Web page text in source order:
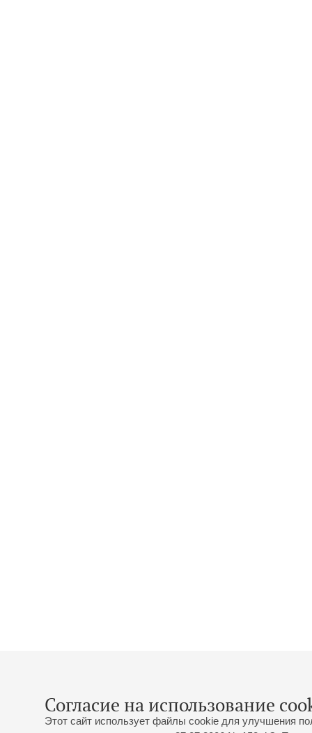
Согласие на использование
Этот сайт использует файлы cookie для улучшения